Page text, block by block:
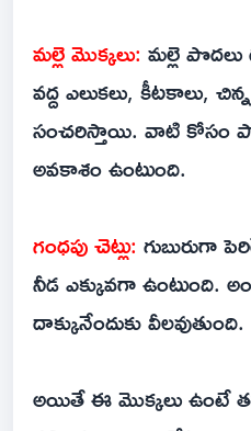
మల్లె మొక్కలు: మల్లె
వద్ద ఎలుకలు, కీటకాలు,
సంచరిస్తాయి. వాటి కోసం
అవకాశం ఉంటుంది.
గంధపు చెట్లు: గుబురుగా
నీడ ఎక్కువగా ఉంటుంది.
దాక్కునేందుకు వీలవుతుంది.
అయితే ఈ మొక్కలు ఉంటే